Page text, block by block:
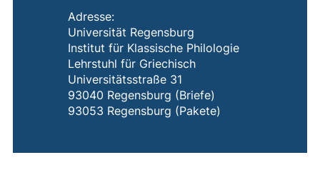
Adresse:
Universität Regensburg
Institut für Klassische Philologie
Lehrstuhl für Griechisch
Universitätsstraße 31
93040 Regensburg (Briefe)
93053 Regensburg (Pakete)